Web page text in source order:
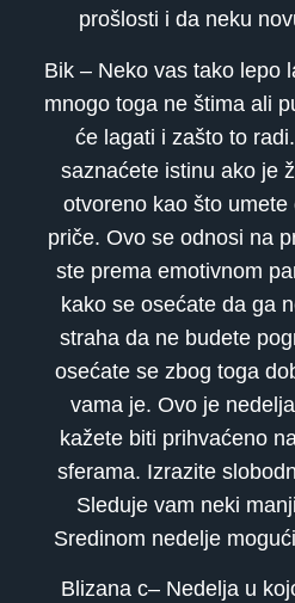
prošlosti i da neku
Bik – Neko vas tako lepo
mnogo toga ne štima ali
će lagati i zašto to
saznaćete istinu ako je
otvoreno kao što
priče. Ovo se odnosi na
ste prema emotivnom
kako se osećate da ga
straha da ne budete
osećate se zbog toga
vama je. Ovo je
kažete biti prihvaćeno
sferama. Izrazite
Sleduje vam neki
Sredinom nedelje
Blizana c– Nedelja u